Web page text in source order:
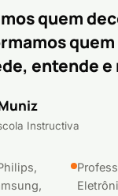
quem
entende
Instructiva